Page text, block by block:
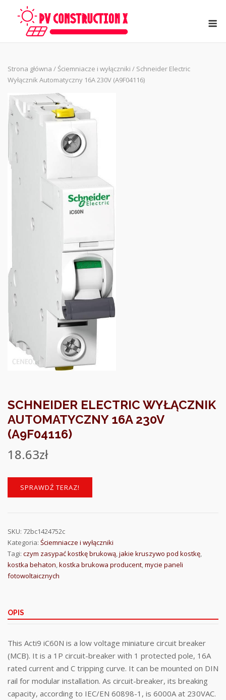
Strona główna /Ściemniacze i wyłączniki / Schneider Electric
Wyłącznik Automatyczny 16A 230V (A9F04116)
SCHNEIDER ELECTRIC WYŁĄCZNIK
AUTOMATYCZNY 16A 230V
(A9F04116)
18.63zł
SPRAWDŹ TERAZ!
SKU: 72bc1424752c
Kategoria: Ściemniacze i wyłączniki
Tagi: czym zasypać kostkę brukową,jakie kruszywo pod kostkę,
kostka behaton,kostka brukowa producent,mycie paneli
fotowoltaicznych
OPIS
This Acti9 iC60N is a low voltage miniature circuit breaker
(MCB). It is a 1P circuit-breaker with 1 protected pole, 16A
rated current and C tripping curve. It can be mounted on DIN
rail for modular installation. As circuit-breaker, its breaking
capacity, according to IEC/EN 60898-1, is 6000A at 230VAC.